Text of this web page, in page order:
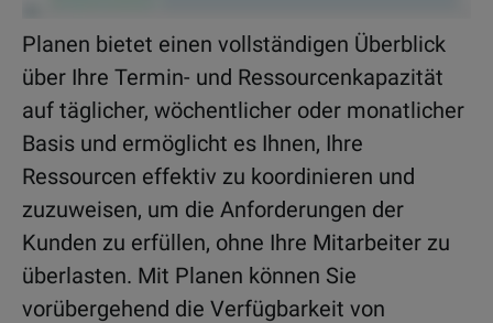
Planen bietet einen vollständigen Überblick
über Ihre Termin- und Ressourcenkapazität
auf täglicher, wöchentlicher oder monatlicher
Basis und ermöglicht es Ihnen, Ihre
Ressourcen effektiv zu koordinieren und
zuzuweisen, um die Anforderungen der
Kunden zu erfüllen, ohne Ihre Mitarbeiter zu
überlasten. Mit Planen können Sie
vorübergehend die Verfügbarkeit von